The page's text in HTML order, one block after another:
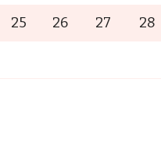
25 26 27 28